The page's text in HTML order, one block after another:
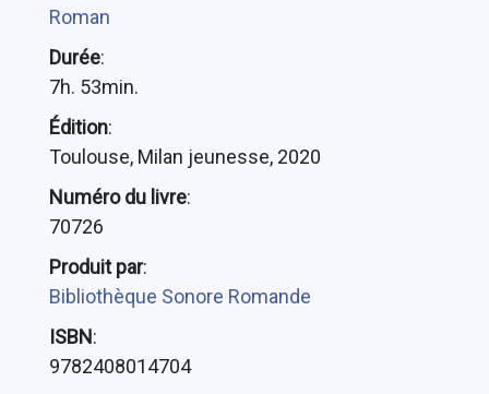
Roman
Durée:
7h. 53min.
Édition:
Toulouse, Milan jeunesse, 2020
Numéro du livre:
70726
Produit par:
Bibliothèque Sonore Romande
ISBN:
9782408014704